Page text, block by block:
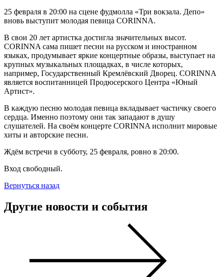
25 февраля в 20:00 на сцене фудмолла «Три вокзала. Депо»
вновь выступит молодая певица CORINNA.
В свои 20 лет артистка достигла значительных высот.
СORINNA сама пишет песни на русском и иностранном
языках, продумывает яркие концертные образы, выступает на
крупных музыкальных площадках, в числе которых,
например, Государственный Кремлёвский Дворец. СORINNA
является воспитанницей Продюсерского Центра «Юный
Артист».
В каждую песню молодая певица вкладывает частичку своего
сердца. Именно поэтому они так западают в душу
слушателей. На своём концерте CORINNA исполнит мировые
хиты и авторские песни.
Ждём встречи в субботу, 25 февраля, ровно в 20:00.
Вход свободный.
Вернуться назад
Другие новости и события